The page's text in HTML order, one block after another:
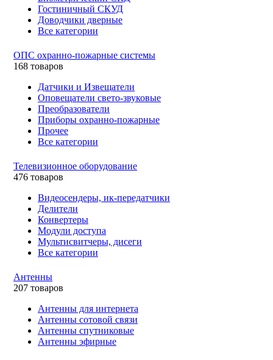
Гостиничный СКУД
Доводчики дверные
Все категории
ОПС охранно-пожарные системы
168 товаров
Датчики и Извещатели
Оповещатели свето-звуковые
Преобразователи
Приборы охранно-пожарные
Прочее
Все категории
Телевизионное оборудование
476 товаров
Видеосендеры, ик-передатчики
Делители
Конвертеры
Модули доступа
Мультисвитчеры, дисеги
Все категории
Антенны
207 товаров
Антенны для интернета
Антенны сотовой связи
Антенны спутниковые
Антенны эфирные